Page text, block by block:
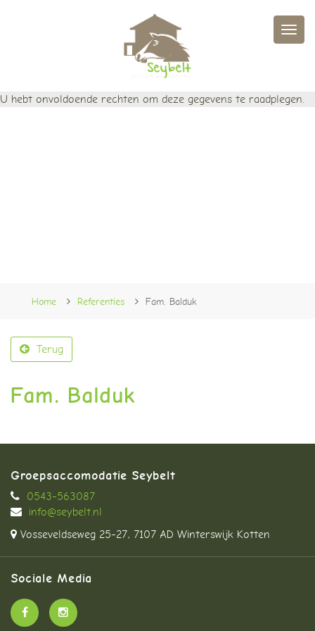
Menu
U hebt onvoldoende rechten om deze gegevens te raadplegen.
Home Referenties Fam. Balduk
Terug
Fam. Balduk
Groepsaccomodatie Seybelt
0543-563087
info@seybelt.nl
Vosseveldseweg 25-27, 7107 AD Winterswijk Kotten
Sociale Media